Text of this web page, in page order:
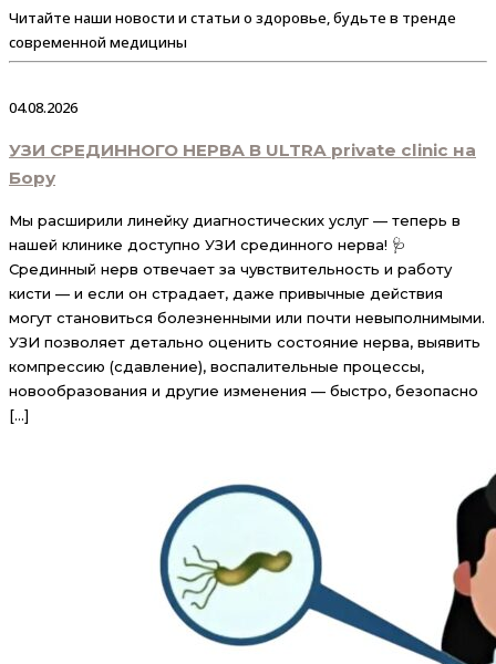
Читайте наши новости и статьи о здоровье, будьте в тренде
современной медицины
04.08.2026
УЗИ СРЕДИННОГО НЕРВА В ULTRA private clinic на
Бору
Мы расширили линейку диагностических услуг — теперь в
нашей клинике доступно УЗИ срединного нерва! 🩺
Срединный нерв отвечает за чувствительность и работу
кисти — и если он страдает, даже привычные действия
могут становиться болезненными или почти невыполнимыми.
УЗИ позволяет детально оценить состояние нерва, выявить
компрессию (сдавление), воспалительные процессы,
новообразования и другие изменения — быстро, безопасно
[…]